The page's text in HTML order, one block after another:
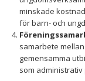
minskade
för barn- och
samarbete
gemensamma
som